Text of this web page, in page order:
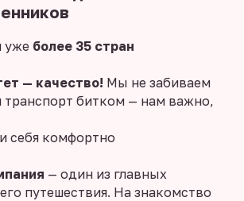
уже более 35 стран
— качество! Мы не забиваем
транспорт битком — нам важно,
себя комфортно
— один из главных
путешествия. На знакомство